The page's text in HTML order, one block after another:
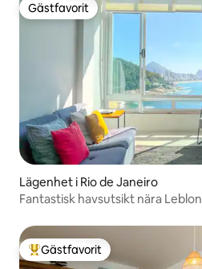
Gästfavorit
Gästfavorit
Lägenhet i Rio de Janeiro
Fantastisk havsutsikt nära Leblon
Populär gästfavorit
Gästfavorit